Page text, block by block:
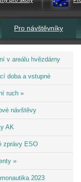
Pro návštěvníky
v areálu hvězdárny
doba a vstupné
ruch »
návštěvy
AK
zprávy ESO
»
2023